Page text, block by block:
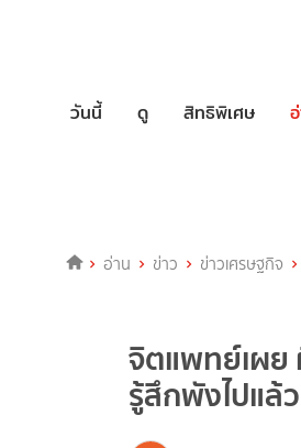
วันนี้ ดู สิทธิพิเศษ
อ่าน ข่าว ข่าวเศรษฐกิจ
จิตแพทย์เผย
รู้สึกพังไปแล้